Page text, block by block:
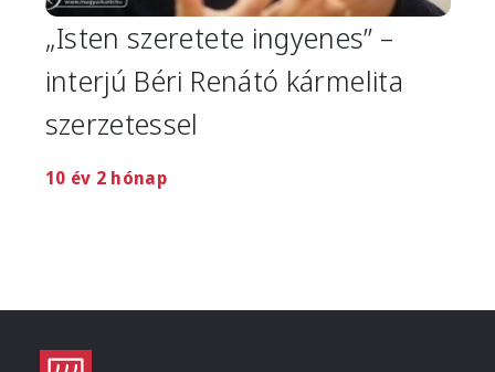
„Isten szeretete ingyenes” –
interjú Béri Renátó kármelita
szerzetessel
10 év 2 hónap